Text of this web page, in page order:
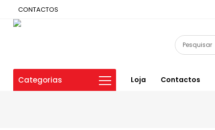
CONTACTOS
Categorias Loja Contactos